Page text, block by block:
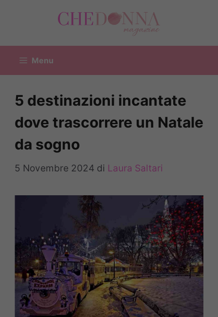
Menu
5 destinazioni incantate
dove trascorrere un Natale
da sogno
5 Novembre 2024 di Laura Saltari